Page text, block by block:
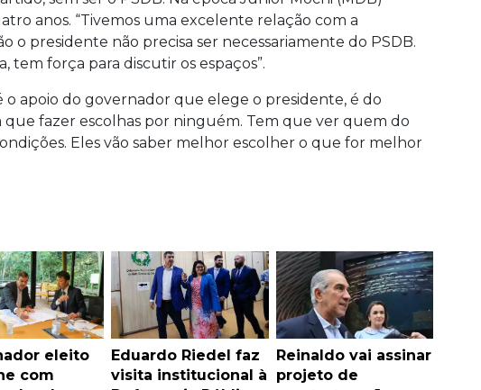
anos. “Tivemos uma excelente relação com a
o presidente não precisa ser necessariamente do PSDB.
tem força para discutir os espaços”.
o apoio do governador que elege o presidente, é do
que fazer escolhas por ninguém. Tem que ver quem do
Eles vão saber melhor escolher o que for melhor
eleito
com
Eduardo Riedel faz
visita institucional à
Reinaldo vai assinar
projeto de